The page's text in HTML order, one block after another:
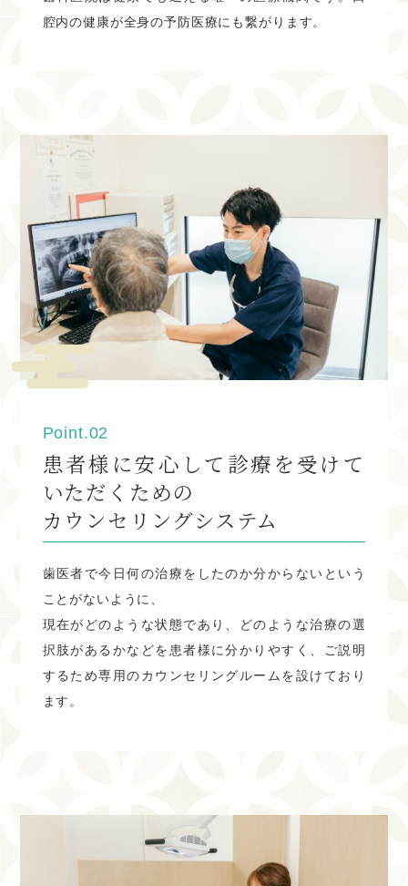
７月の休診日
７月の休診日は下記の通りです。
※木曜、日曜、祝日がお休みとなります。 祝日のある週は
木曜診療致します。
4・7・11・14・18・21・25・28
WEB予約、電話予約可能です。
2024.05.26
６月の休診日は下記の通りです。
木曜診療致します。
WEB予約、電話予約可能です。
2024.04.25
ゴールデンウィークの休診日
ゴールデンウィークの休診日は下記の通りで
WEB予約、電話予約可能です。
腔内の健康が全身の予防医療にも繋がります。
Point.02
患者様に安心して診療を受けて
いただくための
カウンセリングシステム
歯医者で今日何の治療をしたのか分からないという
ことがないように、
現在がどのような状態であり、どのような治療の選
択肢があるかなどを患者様に分かりやすく、ご説明
するため専用のカウンセリングルームを設けており
ます。